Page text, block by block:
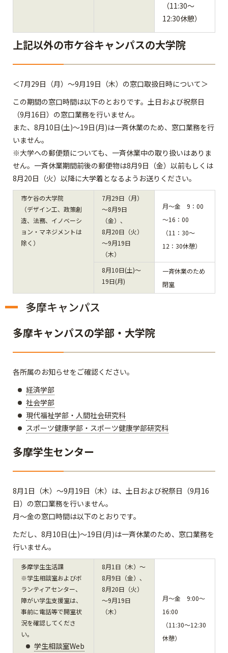
（11:30～
12:30休憩）
上記以外の市ケ谷キャンパスの大学院
＜7月29日（月）～9月19日（木）の窓口取扱日時について＞
この期間の窓口時間は以下のとおりです。土日および祝祭日
（9月16日）の窓口業務を行いません。
また、8月10日(土)～19日(月)は一斉休業のため、窓口業務を行
いません。
※大学への郵便類についても、一斉休業中の取り扱いはありま
せん。一斉休業期間前後の郵便物は8月9日（金）以前もしくは
8月20日（火）以降に大学着となるようお送りください。
市ケ谷の大学院
（デザイン工、政策創
造、法務、イノベーシ
ョン・マネジメントは
除く）
7月29日（月）
～8月9日
（金）、
8月20日（火）
～9月19日
（木）
月～金 9：00
～16：00
（11：30～
12：30休憩）
8月10日(土)～
19日(月)
一斉休業のため
閉室
多摩キャンパス
多摩キャンパスの学部・大学院
各所属のお知らせをご確認ください。
経済学部
社会学部
現代福祉学部・人間社会研究科
スポーツ健康学部・スポーツ健康学部研究科
多摩学生センター
8月1日（木）～9月19日（木）は、土日および祝祭日（9月16
日）の窓口業務を行いません。
月～金の窓口時間は以下のとおりです。
ただし、8月10日(土)～19日(月)は一斉休業のため、窓口業務を
行いません。
多摩学生生活課
※学生相談室およびボ
ランティアセンター、
障がい学生支援室は、
事前に電話等で開室状
況を確認してくださ
い。
学生相談室Web
8月1日（木）～
8月9日（金）、
8月20日（火）
～9月19日
（木）
月～金 9:00～
16:00
（11:30～12:30
休憩）